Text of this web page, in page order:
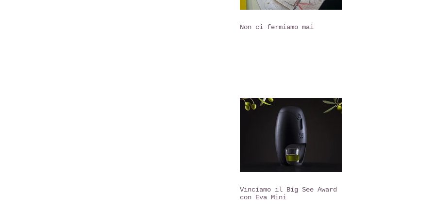
Non ci fermiamo mai
Vinciamo il Big See Award
con Eva Mini